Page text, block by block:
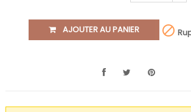
AJOUTER AU PANIER 